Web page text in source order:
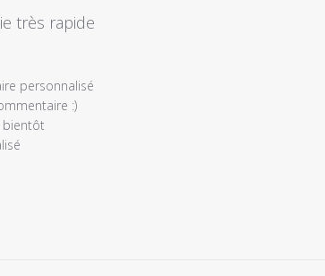
très rapide
personnalisé
:)
bientôt